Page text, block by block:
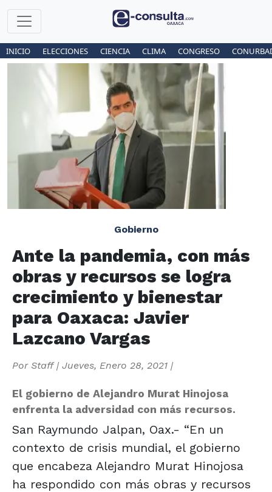
INICIO ELECCIONES CIENCIA CLIMA CONGRESO
Gobierno
Ante la pandemia, con más
obras y recursos se logra
crecimiento y bienestar
para Oaxaca: Javier
Lazcano Vargas
Por Staff| Jueves, Enero 28, 2021 |
El gobierno de Alejandro Murat Hinojosa
enfrenta la adversidad con más recursos.
San Raymundo Jalpan, Oax.- “En un
contexto de crisis mundial, el gobierno
que encabeza Alejandro Murat Hinojosa
ha respondido con más obras y recursos